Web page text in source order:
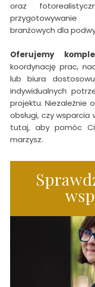
oraz
przygotowywanie
branżowych dla
Oferujemy
koordynację prac,
lub biura
indywidualnych
projektu. Niezależnie
obsługi, czy
tutaj, aby pomóc
marzysz.